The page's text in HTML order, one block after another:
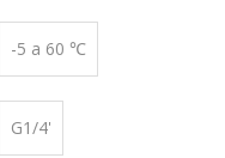
-5 a 60 ℃
G1/4'